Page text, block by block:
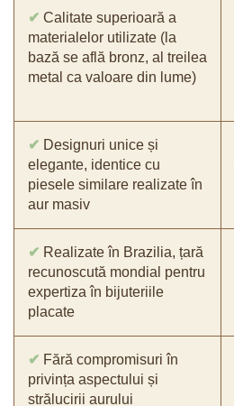
✔ Calitate superioară a
materialelor utilizate (la
bază se află bronz, al treilea
metal ca valoare din lume)
✔ Designuri unice și
elegante, identice cu
piesele similare realizate în
aur masiv
✔ Realizate în Brazilia, țară
recunoscută mondial pentru
expertiza în bijuteriile
placate
✔ Fără compromisuri în
privința aspectului și
strălucirii aurului